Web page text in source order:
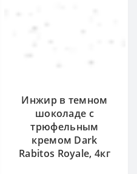
Инжир в темном
шоколаде с
трюфельным
кремом Dark
Rabitos Royale, 4кг